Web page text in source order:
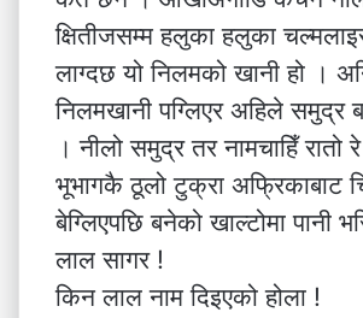
क्षितीजसम्म हलुका हलुका
लाग्दछ यो निलमको खानी हो ।
निलमखानी पग्लिएर अहिले समुद्र
। नीलो समुद्र तर नामचाहिँ रातो
भूभागकै ठूलो टुक्रा अफ्रिकाबाट
बेग्लिएपछि बनेको खाल्टोमा पानी
लाल सागर !
किन लाल नाम दिइएको होला !